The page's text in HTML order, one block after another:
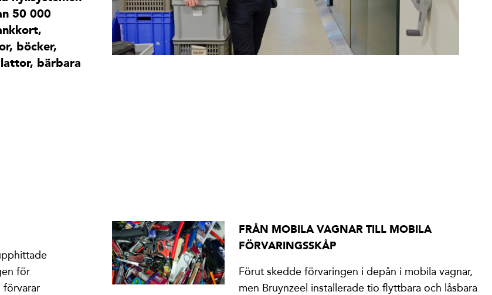
50 000
böcker,
bärbara
för
FRÅN MOBILA VAGNAR TILL MOBILA
FÖRVARINGSSKÅP
Förut skedde förvaringen i depån i mobila vagnar,
men Bruynzeel installerade tio flyttbara och låsbara